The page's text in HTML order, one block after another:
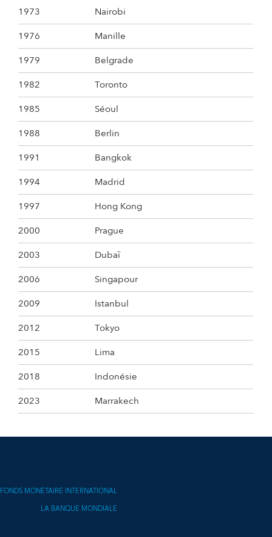
1973
Nairobi
1976
Manille
1979
Belgrade
1982
Toronto
1985
Séoul
1988
Berlin
1991
Bangkok
1994
Madrid
1997
Hong Kong
2000
Prague
2003
Dubaï
2006
Singapour
2009
Istanbul
2012
Tokyo
2015
Lima
2018
Indonésie
2023
Marrakech
FONDS MONÉTAIRE INTERNATIONAL
LA BANQUE MONDIALE